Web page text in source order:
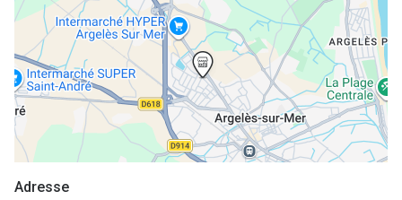
La santé
Tous nos
Nos
Adresse